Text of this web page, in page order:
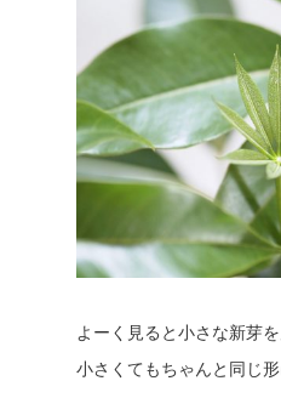
よーく見ると小さな新芽
小さくてもちゃんと同じ